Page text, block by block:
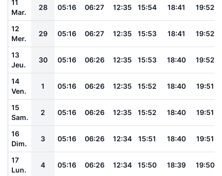
11
Mar.
28 05:16 06:27 12:35 15:54 18:41 19:52
12
Mer.
29 05:16 06:27 12:35 15:53 18:41 19:52
13
Jeu.
30 05:16 06:26 12:35 15:53 18:40 19:52
14
Ven.
1 05:16 06:26 12:35 15:52 18:40 19:51
15
Sam.
2 05:16 06:26 12:35 15:52 18:40 19:51
16
Dim.
3 05:16 06:26 12:34 15:51 18:40 19:51
17
Lun.
4 05:16 06:26 12:34 15:50 18:39 19:50